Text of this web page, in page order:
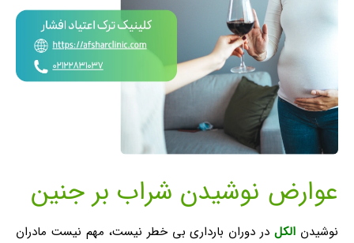
عوارض نوشیدن شراب بر جنین
نوشیدن الکلدر دوران بارداری بی خطر نیست، مهم نیست مادران